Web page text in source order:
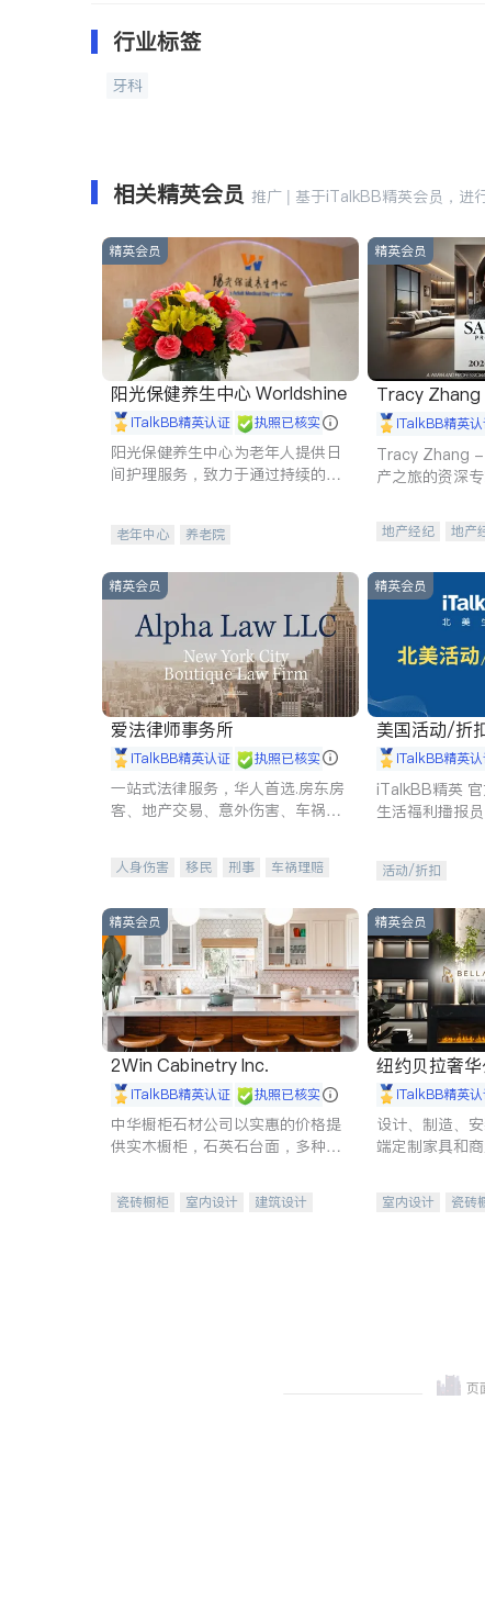
行业标签
牙科
相关精英会员 推广 | 基于iTalkBB精英会员，进
精英会员
阳光保健养生中心 Worldshine
iTalkBB精英认证 执照已核实
阳光保健养生中心为老年人提供日
间护理服务，致力于通过持续的护
老年中心 养老院
精英会员
Tracy Zhang
iTalkBB精英
Tracy Zhang -
产之旅的资深
地产经纪 地产
精英会员
爱法律师事务所
iTalkBB精英认证 执照已核实
一站式法律服务，华人首选.房东房
客、地产交易、意外伤害、车祸重
人身伤害 移民 刑事
车祸理赔
商标注册
索赔 律师-其它 保释
精英会员
美国活动/折
iTalkBB精英
iTalkBB精英
生活福利播报
活动/折扣
精英会员
2Win Cabinetry Inc.
iTalkBB精英认证 执照已核实
中华橱柜石材公司以实惠的价格提
供实木橱柜，石英石台面，多种优
机。品质厨房，家的选择。
瓷砖橱柜 室内设计
建筑设计
精英会员
纽约贝拉奢华公司
E iTalkBB精英
设计、制造、
端定制家具和
室内设计 瓷砖